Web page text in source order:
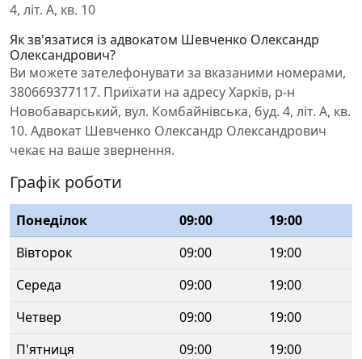
4, літ. А, кв. 10
Як зв'язатися із адвокатом Шевченко Олександр
Олександрович?
Ви можете зателефонувати за вказаними номерами,
380669377117. Приїхати на адресу Харків, р-н
Новобаварський, вул. Комбайнівська, буд. 4, літ. А, кв.
10. Адвокат Шевченко Олександр Олександрович
чекає на ваше звернення.
Графік роботи
Понеділок 09:00
19:00
Вівторок
09:00
19:00
Середа
09:00
19:00
Четвер
09:00
19:00
П'ятниця
09:00
19:00